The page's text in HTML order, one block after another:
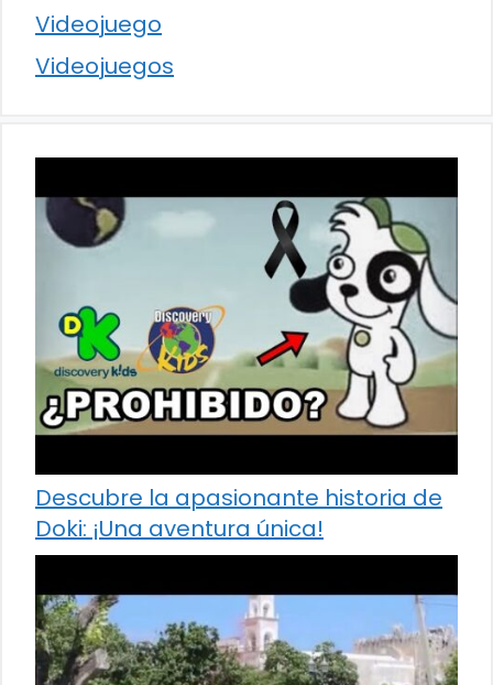
Videojuego
Videojuegos
Descubre la apasionante historia de
Doki: ¡Una aventura única!